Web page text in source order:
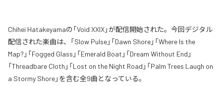
Chihei Hatakeyamaの「Void XXIX」が配信開始された。今回デジタル
配信された楽曲は、「Slow Pulse」「Dawn Shore」「Where Is the
Map?」「Fogged Glass」「Emerald Boat」「Dream Without End」
「Threadbare Cloth」「Lost on the Night Road」「Palm Trees Laugh on
a Stormy Shore」を含む全9曲となっている。